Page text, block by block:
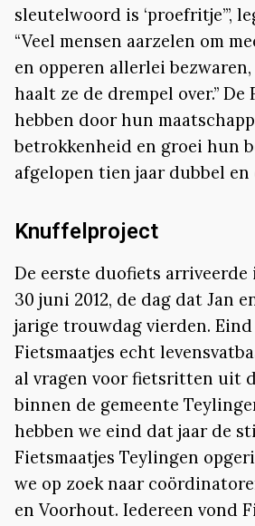
sleutelwoord is ‘proefritje’”,
“Veel mensen aarzelen om
en opperen allerlei
haalt ze de drempel over.” De
hebben door hun
betrokkenheid en groei hun
afgelopen tien jaar dubbel en
Knuffelproject
De eerste duofiets arriveerde
30 juni 2012, de dag dat Jan
jarige trouwdag vierden.
Fietsmaatjes echt
al vragen voor fietsritten uit
binnen de gemeente
hebben we eind dat jaar de
Fietsmaatjes Teylingen
we op zoek naar
en Voorhout. Iedereen vond